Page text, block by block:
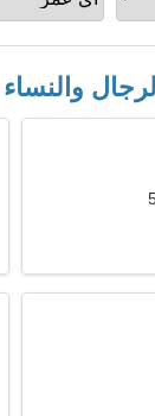
الرجال